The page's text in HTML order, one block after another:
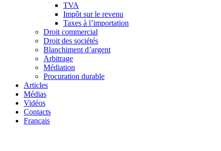
TVA
Impôt sur le revenu
Taxes à l’importation
Droit commercial
Droit des sociétés
Blanchiment d’argent
Arbitrage
Médiation
Procuration durable
Articles
Médias
Vidéos
Contacts
Français